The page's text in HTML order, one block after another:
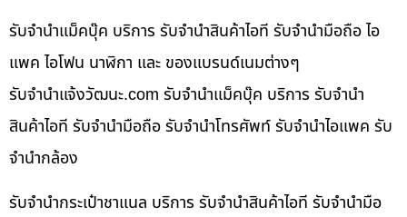
รับจำนำแม็คบุ๊ค บริการ รับจำนำสินค้าไอที รับจำนำมือถือ ไอ
แพค ไอโฟน นาฬิกา และ ของแบรนด์เนมต่างๆ
รับจํานําแจ้งวัฒนะ.com รับจำนำแม็คบุ๊ค บริการ รับจำนำ
สินค้าไอที รับจำนำมือถือ รับจำนำโทรศัพท์ รับจำนำไอแพค รับ
จำนำกล้อง
รับจำนำกระเป๋าชาแนล บริการ รับจำนำสินค้าไอที รับจำนำมือ